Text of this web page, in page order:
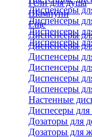
Гели для душа
Шампуни
Диспенсеры
Диспенсеры
Диспенсеры
Диспенсеры
Еще
Диспенсеры
Диспенсеры
Диспенсеры
Диспенсеры
Диспенсеры
Диспенсеры
Настенные
Диспесеры
Дозаторы для
Дозаторы для